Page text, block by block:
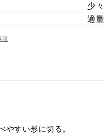
少々
適量
項
やすい形に切る。